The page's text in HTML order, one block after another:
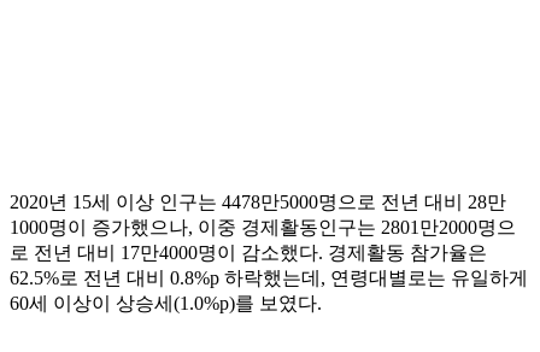
2020년 15세 이상 인구는 4478만5000명으로 전년 대비 28만
1000명이 증가했으나, 이중 경제활동인구는 2801만2000명으
로 전년 대비 17만4000명이 감소했다. 경제활동 참가율은
62.5%로 전년 대비 0.8%p 하락했는데, 연령대별로는 유일하게
60세 이상이 상승세(1.0%p)를 보였다.